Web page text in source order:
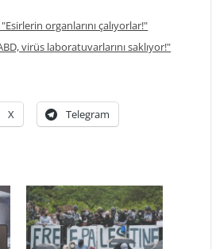
organlarını çalıyorlar!"
virüs laboratuvarlarını saklıyor!"
X Telegram